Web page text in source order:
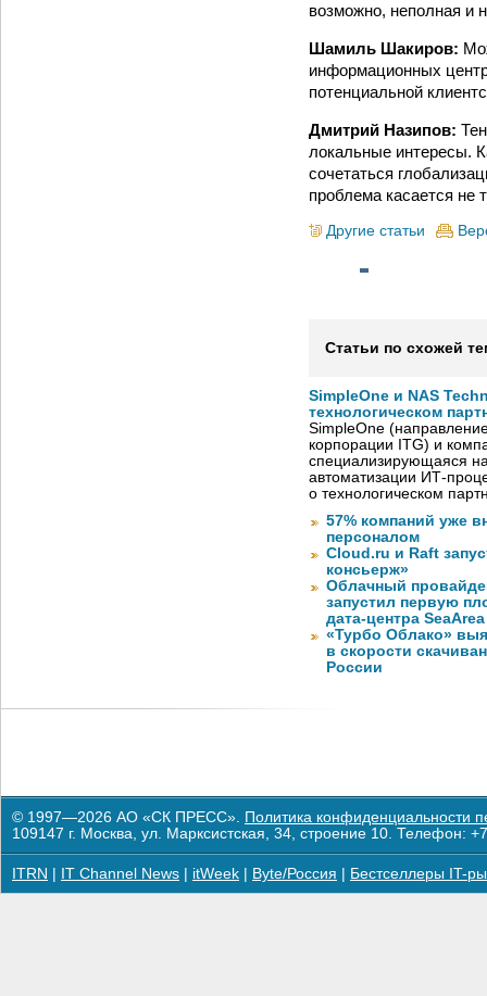
возможно, неполная и
Шамиль Шакиров:
информационных
потенциальной
Дмитрий Назипов:
локальные интересы.
сочетаться
проблема касается не
Другие статьи
Статьи по схожей
SimpleOne и NAS
технологическом
SimpleOne
корпорации ITG) и
специализирующаяся
автоматизации ИТ-
о технологическом
57% компаний уже
персоналом
Cloud.ru и Raft
консьерж»
Облачный
запустил первую
дата-центра
«Турбо Облако»
в скорости
России
© 1997—2026 АО «СК ПРЕСС». Политика конфиденциальности
109147 г. Москва, ул. Марксистская, 34, строение 10. Телефон:
ITRN IT Channel News itWeek Byte/Россия Бестселлеры IT-